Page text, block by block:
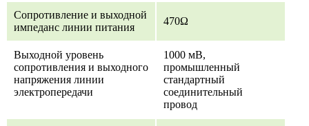
Сопротивление и выходной
импеданс линии питания
470Ω
Выходной уровень
сопротивления и выходного
напряжения линии
электропередачи
1000 мВ,
промышленный
стандартный
соединительный
провод